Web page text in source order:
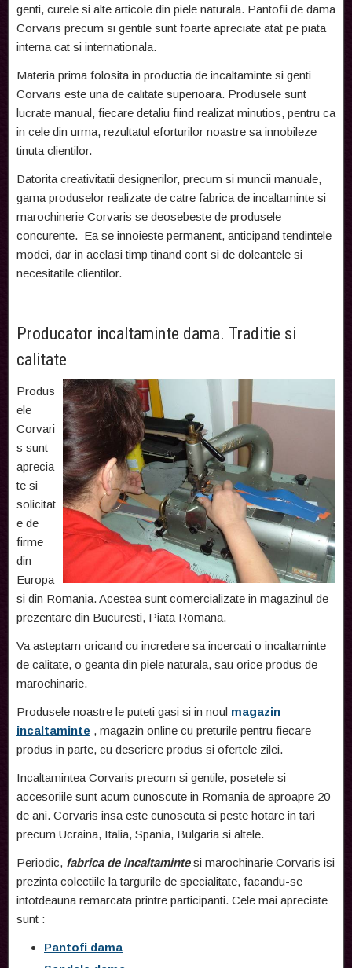
genti, curele si alte articole din piele naturala. Pantofii de dama
Corvaris precum si gentile sunt foarte apreciate atat pe piata
interna cat si internationala.
Materia prima folosita in productia de incaltaminte si genti
Corvaris este una de calitate superioara. Produsele sunt
lucrate manual, fiecare detaliu fiind realizat minutios, pentru ca
in cele din urma, rezultatul eforturilor noastre sa innobileze
tinuta clientilor.
Datorita creativitatii designerilor, precum si muncii manuale,
gama produselor realizate de catre fabrica de incaltaminte si
marochinerie Corvaris se deosebeste de produsele
concurente. Ea se innoieste permanent, anticipand tendintele
modei, dar in acelasi timp tinand cont si de doleantele si
necesitatile clientilor.
Producator incaltaminte dama. Traditie si
calitate
Produs
ele
Corvari
s sunt
aprecia
te si
solicitat
e de
firme
din
Europa
si din Romania. Acestea sunt comercializate in magazinul de
prezentare din Bucuresti, Piata Romana.
Va asteptam oricand cu incredere sa incercati o incaltaminte
de calitate, o geanta din piele naturala, sau orice produs de
marochinarie.
Produsele noastre le puteti gasi si in noul magazin
incaltaminte , magazin online cu preturile pentru fiecare
produs in parte, cu descriere produs si ofertele zilei.
Incaltamintea Corvaris precum si gentile, posetele si
accesoriile sunt acum cunoscute in Romania de aproapre 20
de ani. Corvaris insa este cunoscuta si peste hotare in tari
precum Ucraina, Italia, Spania, Bulgaria si altele.
Periodic, fabrica de incaltamintesi marochinarie Corvaris isi
prezinta colectiile la targurile de specialitate, facandu-se
intotdeauna remarcata printre participanti. Cele mai apreciate
sunt :
Pantofi dama